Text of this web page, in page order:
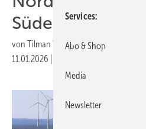
Süden
von Tilman Weber
11.01.2026
Services
Abo & Shop
Media
Newsletter